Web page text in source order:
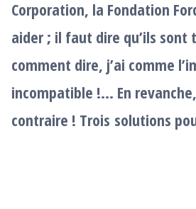
Corporation, la Fondation
aider ; il faut dire qu’ils
comment dire, j’ai comme
incompatible !… En
contraire ! Trois solutions